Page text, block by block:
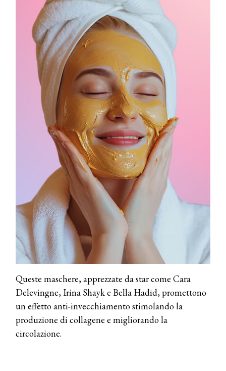
Queste maschere, apprezzate da star come Cara
Delevingne, Irina Shayk e Bella Hadid, promettono
un effetto anti-invecchiamento stimolando la
produzione di collagene e migliorando la
circolazione.
COSMOPROF WORLDWIDE BOLOGNA
Cosmprof Worldwide Bologna
presenta THE BEAUTY &
WELLNESS CONGRESS 2022: I
TEMI
DYSON
Dyson presenta la nuova collezione
pervinca e rosé per Natale
Continua la carrellata di look firmati
Cotril alla Festa del Cinema di Roma
TONI&GUY
A Natale regala una doppia
TONI&GUY “Feel Good Experience”!
TONI&GUY
LABEL.M lancia la sua innovativa ed
eco-sostenibile linea di prodotti
professionali
DAVINES
Davines presenta cofanetti beauty
preziosi per un regalo adatto ad
ogni capello